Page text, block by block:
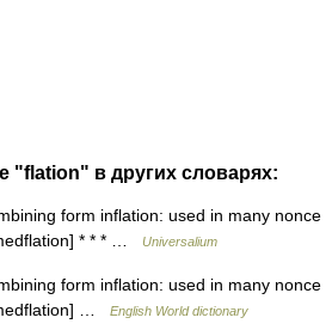
"flation" в других словарях:
form inflation: used in many nonce
* * * …
Universalium
form inflation: used in many nonce
…
English World dictionary